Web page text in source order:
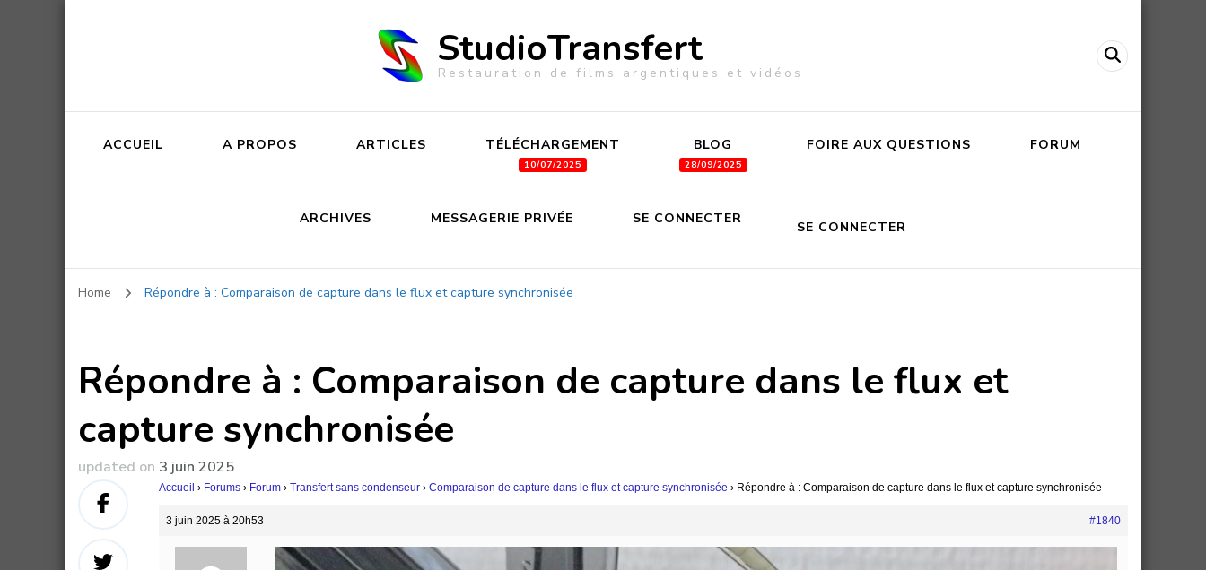
StudioTransfert
Restauration de films argentiques et vidéos
ACCUEIL A PROPOS ARTICLES TÉLÉCHARGEMENT BLOG FOIRE AUX QUESTIONS FORUM
ARCHIVES MESSAGERIE PRIVÉE SE CONNECTER SE CONNECTER
Home Répondre à : Comparaison de capture dans le flux et capture synchronisée
Répondre à : Comparaison de capture dans le flux et
capture synchronisée
updated on 3 juin 2025
Accueil › Forums › Forum › Transfert sans condenseur › Comparaison de capture dans le flux et capture synchronisée › Répondre à : Comparaison de capture dans le flux et capture synchronisée
3 juin 2025 à 20h53 #1840